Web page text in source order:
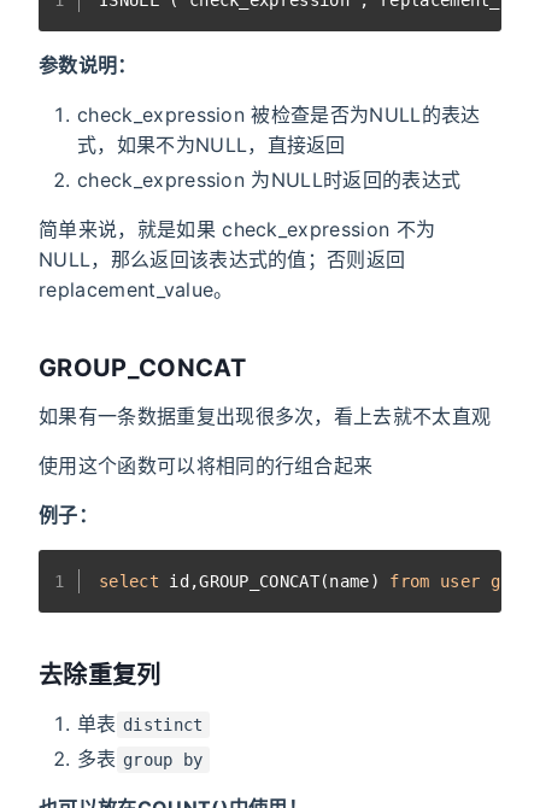
参数说明：
check_expression 被检查是否为NULL的表达
式，如果不为NULL，直接返回
check_expression 为NULL时返回的表达式
简单来说，就是如果 check_expression 不为
NULL，那么返回该表达式的值；否则返回
replacement_value。
GROUP_CONCAT
如果有一条数据重复出现很多次，看上去就不太直观
使用这个函数可以将相同的行组合起来
例子：
1 select id,GROUP_CONCAT(name) from user group
去除重复列
单表 distinct
多表 group by